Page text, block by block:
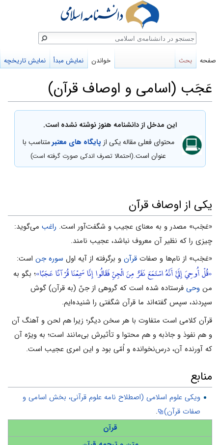
عَجَب (اسامی و اوصاف قرآن)
پرش
ناوبری
پرش
جستجو
این مدخل از دانشنامه هنوز نوشته نشده است.
محتوای فعلی مقاله یکی از پایگاه های معتبرمتناسب با
عنوان است.(احتمالا تصرف اندکی صورت گرفته است)
یکی از اوصاف قرآن
«عَجَب» مصدر و به معنای عجیب و شگفت‌آور است. راغب می‌گوید:
چیزی را که نظیر آن معروف نباشد، عجیب نامند.
«عَجَب» از نام‌ها و صفات قرآن و برگرفته از آیه اول سوره جن است:
«قُلْ أُوحِيَ إِلَيَّ أَنَّهُ اسْتَمَعَ نَفَرٌ مِنَ الْجِنِّ فَقَالُوا إِنَّا سَمِعْنَا قُرْآنًا عَجَبًا»؛ بگو به
من وحی فرستاده شده است که گروهی از جنّ (به قرآن) گوش
سپردند، سپس گفته‌اند ما قرآن شگفتی را شنیده‌ایم.
قرآن کلامی است متفاوت با هر سخن دیگر؛ زیرا هم لحن و آهنگ آن
و هم نفوذ و جاذبه و هم محتوا و تأثیرش بی‌مانند است؛ به‌ ویژه آن
که آورنده آن، درس‌نخوانده و اُمّی بود و این امری عجیب است.
منابع
ویکی علوم اسلامی (اصطلاح نامه علوم قرآنی، بخش اسامی و
صفات قرآن) .
قرآن
صفحه بحث خواندن نمایش مبدأ نمایش تاریخچه
جستجو